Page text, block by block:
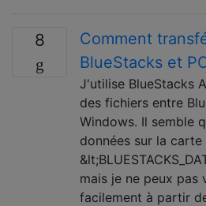
8
Comment
BlueStacks et
J'utilise BlueStacks
des fichiers entre
Windows. Il semble
données sur la carte
mais je ne peux
facilement à partir